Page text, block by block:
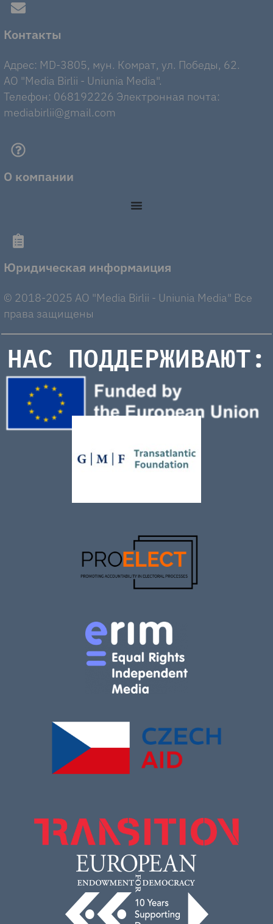
Контакты
Адрес: MD-3805, мун. Комрат, ул. Победы, 62.
AO "Media Birlii - Uniunia Media".
Телефон: 068192226 Электронная почта:
mediabirlii@gmail.com
О компании
Юридическая информаиция
© 2018-2025 AO "Media Birlii - Uniunia Media" Все
права защищены
НАС ПОДДЕРЖИВАЮТ: